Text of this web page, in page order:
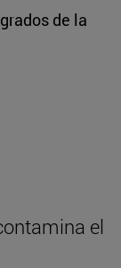
de la
el